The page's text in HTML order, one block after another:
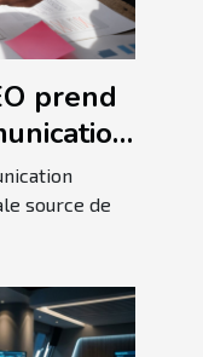
prend
source de